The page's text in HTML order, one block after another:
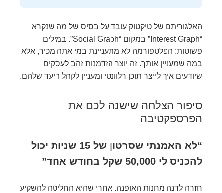
האלגוריתם של טיקטוק עובד על בסיס של מה שנקרא
“Interest Graph” במקום “Social Graph”. במילים
פשוטות: הפלטפורמה לא מתעניינת במי אתה מכיר, אלא
במה שמעניין אותך. זה יוצר הזדמנות זהב לעסקים
שיודעים איך לייצר תוכן רלוונטי ומעניין לקהל היעד שלהם.
סיפור הצלחה שישנה לכם את
הפרספקטיבה
“לא האמנתי שסרטון של 15 שניות יכול
להכניס לי 50,000 שקל בחודש אחד”
חזרה לדנה מחנות האופנה. אחרי שהיא החליטה להשקיע